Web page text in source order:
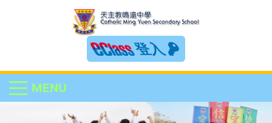
登入
MENU